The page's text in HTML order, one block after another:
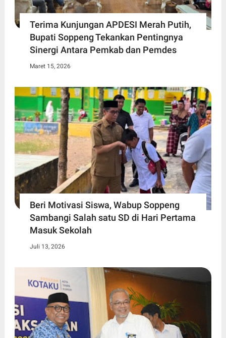
Terima Kunjungan APDESI Merah Putih,
Bupati Soppeng Tekankan Pentingnya
Sinergi Antara Pemkab dan Pemdes
Maret 15, 2026
Beri Motivasi Siswa, Wabup Soppeng
Sambangi Salah satu SD di Hari Pertama
Masuk Sekolah
Juli 13, 2026